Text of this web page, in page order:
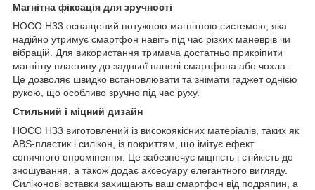
Магнітна фіксація для зручності
HOCO H33 оснащений потужною магнітною системою, яка
надійно утримує смартфон навіть під час різких маневрів чи
вібрацій. Для використання тримача достатньо прикріпити
магнітну пластину до задньої панелі смартфона або чохла.
Це дозволяє швидко встановлювати та знімати гаджет однією
рукою, що особливо зручно під час руху.
Стильний і міцний дизайн
HOCO H33 виготовлений із високоякісних матеріалів, таких як
ABS-пластик і силікон, із покриттям, що імітує ефект
сонячного опромінення. Це забезпечує міцність і стійкість до
зношування, а також додає аксесуару елегантного вигляду.
Силіконові вставки захищають ваш смартфон від подряпин, а